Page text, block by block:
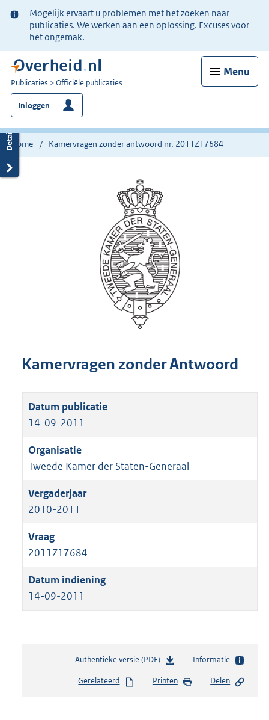
Ter
informatie:
Mogelijk ervaart u problemen met het zoeken naar
publicaties. We werken aan een oplossing. Excuses voor
het ongemak.
Menu
U
bent
nu
hier:
Publicaties Officiële publicaties
Inloggen
Home Kamervragen zonder antwoord nr. 2011Z17684
Kamervragen zonder Antwoord
14-09-2011
Tweede Kamer der Staten-Generaal
2010-2011
2011Z17684
14-09-2011
Authentieke versie (PDF)b
s
Informatie
Gerelateerd Printen Delen